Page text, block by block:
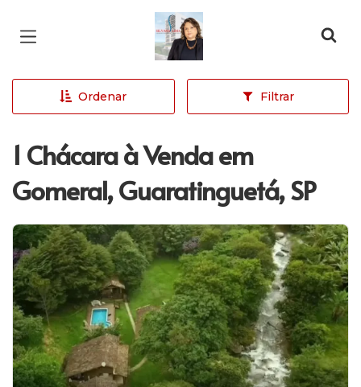
Página inicial
Ordenar Filtrar
1 Chácara à Venda em
Gomeral, Guaratinguetá, SP